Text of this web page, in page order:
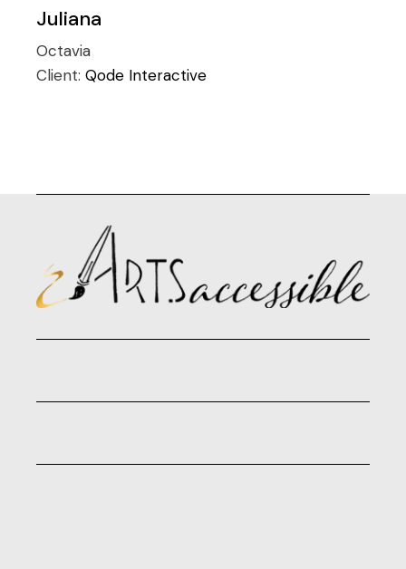
Juliana
Octavia
Client:Qode Interactive